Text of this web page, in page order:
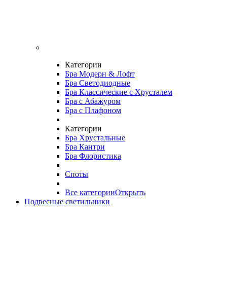
Категории
Бра Модерн & Лофт
Бра Светодиодные
Бра Классические с Хрусталем
Бра с Абажуром
Бра с Плафоном
Категории
Бра Хрустальные
Бра Кантри
Бра Флористика
Споты
Все категорииОткрыть
Подвесные светильники